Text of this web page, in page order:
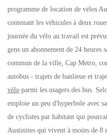
programme de location de vélos
contenant les véhicules à deux
journée du vélo au travail est
gens un abonnement de 24 heures
commun de la ville, Cap Metro,
autobus - trajets de banlieue et
vélo parmi les usagers des bus.
emploie un peu d'hyperbole avec
de cyclistes par habitant qui
Austinites qui vivent à moins de 8